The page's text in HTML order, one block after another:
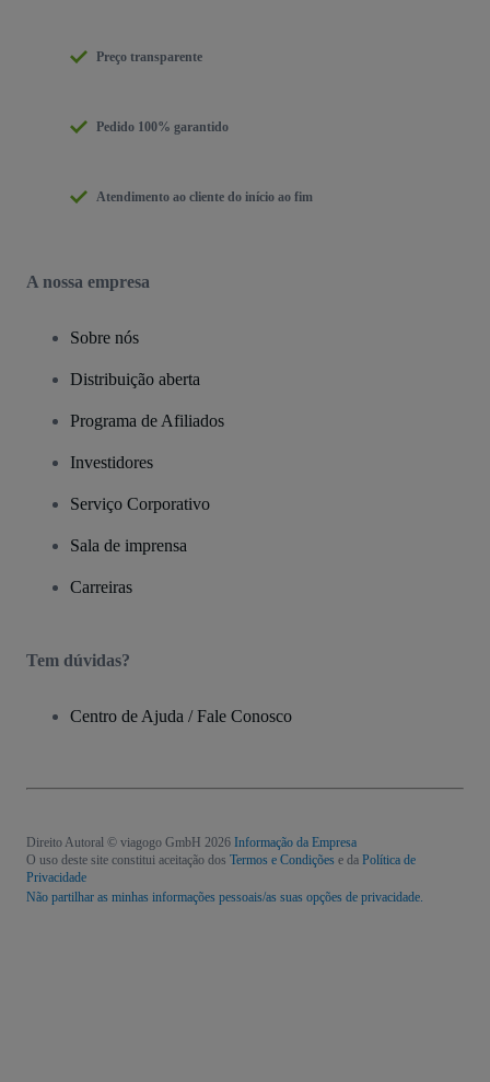
Preço transparente
Pedido 100% garantido
Atendimento ao cliente do início ao fim
A nossa empresa
Sobre nós
Distribuição aberta
Programa de Afiliados
Investidores
Serviço Corporativo
Sala de imprensa
Carreiras
Tem dúvidas?
Centro de Ajuda / Fale Conosco
Direito Autoral © viagogo GmbH 2026 Informação da Empresa
O uso deste site constitui aceitação dos Termos e Condições e da Política de
Privacidade
Não partilhar as minhas informações pessoais/as suas opções de privacidade.